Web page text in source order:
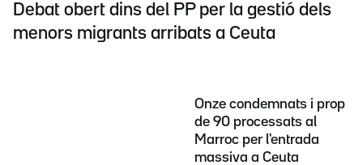
Debat obert dins del PP per la gestió dels
menors migrants arribats a Ceuta
Onze condemnats i prop
de 90 processats al
Marroc per l'entrada
massiva a Ceuta